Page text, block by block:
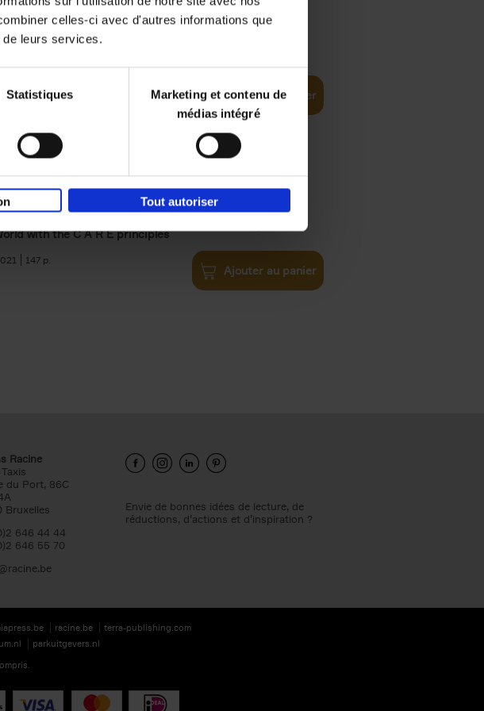
celles-ci avec d'autres informations que
leurs services.
Statistiques
Marketing et contenu de
médias intégré
Tout autoriser
like a PRO -
edition
Ajouter au panier
Care?
with the C A R E principles
147
€34,99
Ajouter au panier
Racine
du Port, 86C
Bruxelles
646 44 44
646 55 70
Envie de bonnes idées de lecture, de
réductions, d’actions et d’inspiration ?
racine.be
terra-publishing.com
parkuitgevers.nl